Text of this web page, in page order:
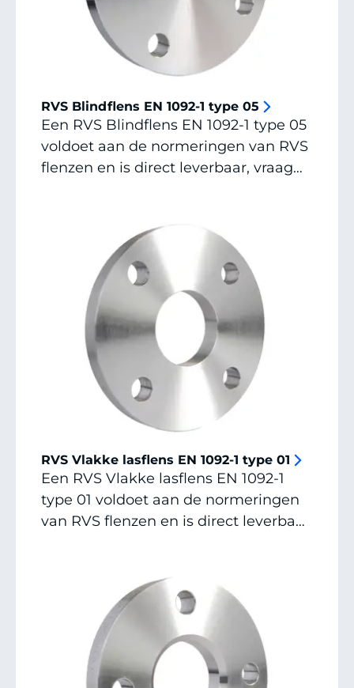
RVS Blindflens EN 1092-1 type 05
Een RVS Blindflens EN 1092-1 type 05
voldoet aan de normeringen van RVS
flenzen en is direct leverbaar, vraag
RVS Vlakke lasflens EN 1092-1 type 01
Een RVS Vlakke lasflens EN 1092-1
type 01 voldoet aan de normeringen
van RVS flenzen en is direct leverbaar,
afmetingen en specials.